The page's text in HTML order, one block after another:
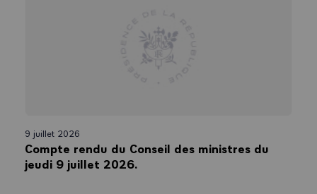
9 juillet 2026
Compte rendu du Conseil des ministres du
jeudi 9 juillet 2026.